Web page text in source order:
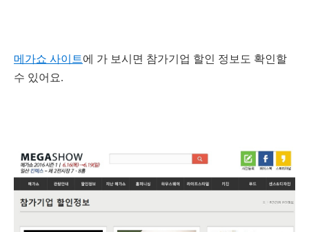
메가쇼 사이트에 가 보시면 참가기업 할인 정보도 확인할
수 있어요.